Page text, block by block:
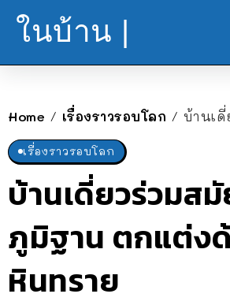
ในบ้าน |
Home / เรื่องราวรอบโลก / บ้านเดี่ยวร่วมส
เรื่องราวรอบโลก
บ้านเดี่ยวร่วมส
ภูมิฐาน ตกแต่ง
หินทราย